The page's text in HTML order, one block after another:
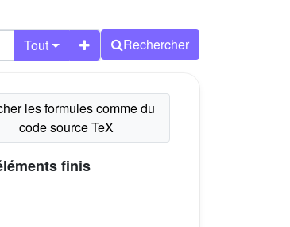
Tout Rechercher
finis